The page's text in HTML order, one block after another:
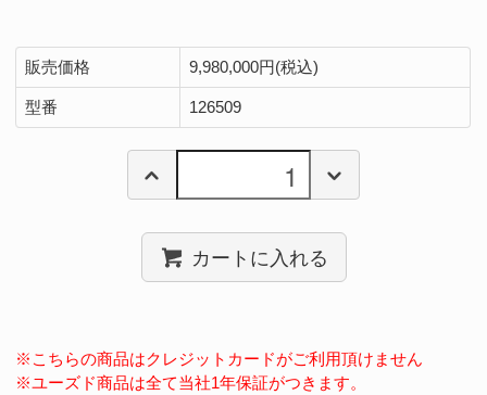
販売価格 9,980,000円(税込)
型番 126509
カートに入れる
※こちらの商品はクレジットカードがご利用頂けません
※ユーズド商品は全て当社1年保証がつきます。